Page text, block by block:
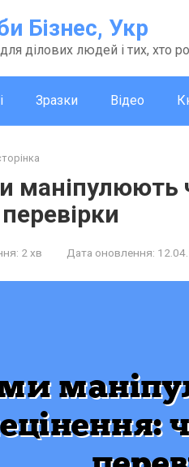
Бізнес, Укр
ділових людей і тих, хто
Зразки Відео
маніпулюють
2 хв Дата оновлення: